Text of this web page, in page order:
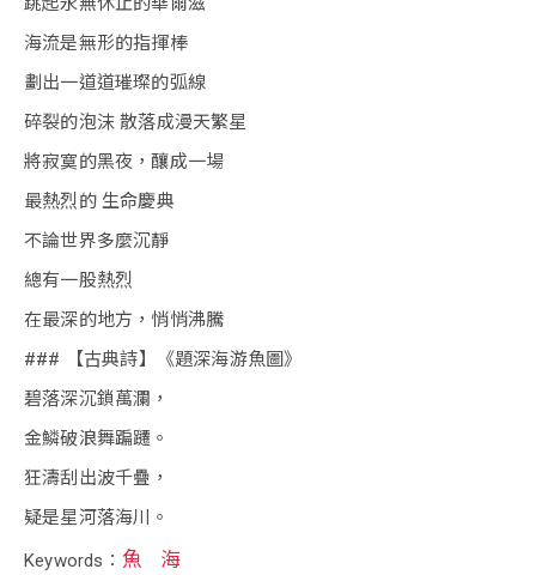
海流是無形的指揮棒
劃出一道道璀璨的弧線
碎裂的泡沫 散落成漫天繁星
將寂寞的黑夜，釀成一場
最熱烈的 生命慶典
不論世界多麼沉靜
總有一股熱烈
在最深的地方，悄悄沸騰
### 【古典詩】《題深海游魚圖》
碧落深沉鎖萬瀾，
金鱗破浪舞蹁躚。
狂濤刮出波千疊，
疑是星河落海川。
Keywords： 魚 海